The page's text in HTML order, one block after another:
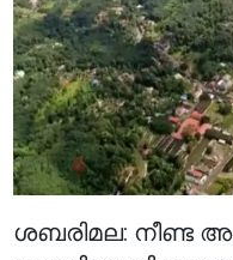
ശബരിമല: നീണ്ട